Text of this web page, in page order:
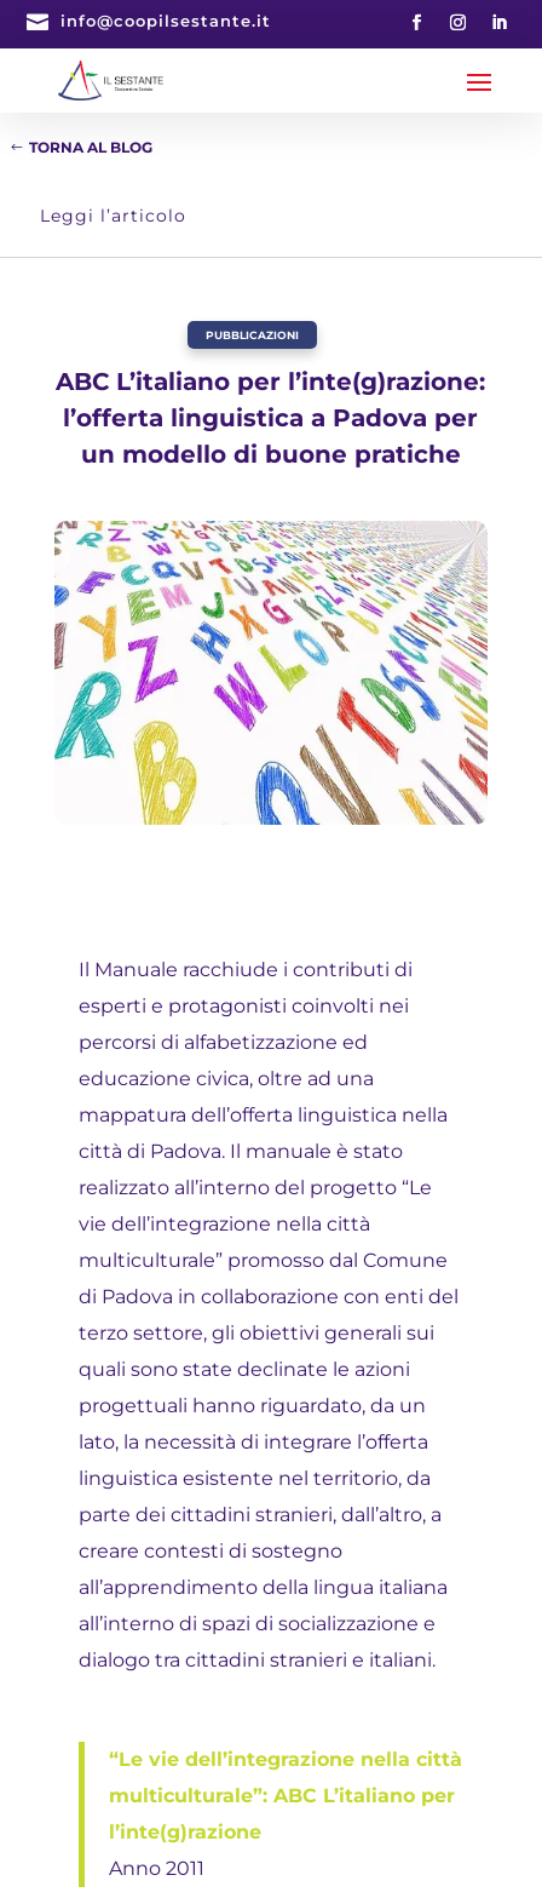
 info@coopilsestante.it
TORNA AL BLOG
Leggi l’articolo
PUBBLICAZIONI
ABC L’italiano per l’inte(g)razione:
l’offerta linguistica a Padova per
un modello di buone pratiche
Il Manuale racchiude i contributi di
esperti e protagonisti coinvolti nei
percorsi di alfabetizzazione ed
educazione civica, oltre ad una
mappatura dell’offerta linguistica nella
città di Padova. Il manuale è stato
realizzato all’interno del progetto “Le
vie dell’integrazione nella città
multiculturale” promosso dal Comune
di Padova in collaborazione con enti del
terzo settore, gli obiettivi generali sui
quali sono state declinate le azioni
progettuali hanno riguardato, da un
lato, la necessità di integrare l’offerta
linguistica esistente nel territorio, da
parte dei cittadini stranieri, dall’altro, a
creare contesti di sostegno
all’apprendimento della lingua italiana
all’interno di spazi di socializzazione e
dialogo tra cittadini stranieri e italiani.
“Le vie dell’integrazione nella città
multiculturale”: ABC L’italiano per
l’inte(g)razione
Anno 2011